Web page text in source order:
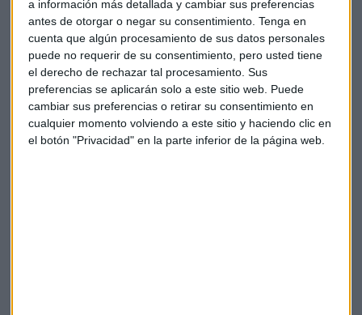
a información más detallada y cambiar sus preferencias
antes de otorgar o negar su consentimiento. Tenga en
cuenta que algún procesamiento de sus datos personales
puede no requerir de su consentimiento, pero usted tiene
el derecho de rechazar tal procesamiento. Sus
preferencias se aplicarán solo a este sitio web. Puede
cambiar sus preferencias o retirar su consentimiento en
cualquier momento volviendo a este sitio y haciendo clic en
el botón "Privacidad" en la parte inferior de la página web.
No es la primera experiencia de Cristiano
con NFTs
En marzo, Ronaldorecibió tokens criptográficos
sus logros en el deporte.La estrella del fútbol recibió
tokens JUV, el token oficial de fanáticos de Juventus FC, por
cada gol que anotó en su carrera senior.